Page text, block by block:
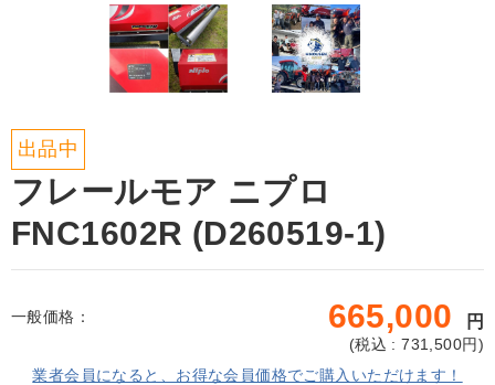
出品中
フレールモア ニプロ
FNC1602R (D260519-1)
一般価格： 665,000 円
(税込 : 731,500円)
業者会員になると、お得な会員価格でご購入いただけます！